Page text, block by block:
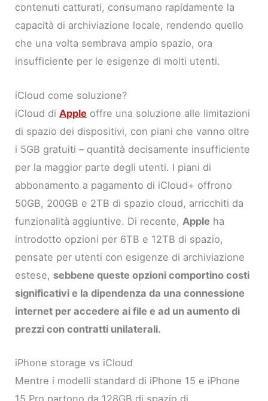
contenuti catturati, consumano rapidamente la
capacità di archiviazione locale, rendendo quello
che una volta sembrava ampio spazio, ora
insufficiente per le esigenze di molti utenti.
iCloud come soluzione?
iCloud diApple offre una soluzione alle limitazioni
di spazio dei dispositivi, con piani che vanno oltre
i 5GB gratuiti – quantità decisamente insufficiente
per la maggior parte degli utenti. I piani di
abbonamento a pagamento di iCloud+ offrono
50GB, 200GB e 2TB di spazio cloud, arricchiti da
funzionalità aggiuntive. Di recente, Apple ha
introdotto opzioni per 6TB e 12TB di spazio,
pensate per utenti con esigenze di archiviazione
estese, sebbene queste opzioni comportino costi
significativi e la dipendenza da una connessione
internet per accedere ai file e ad un aumento di
prezzi con contratti unilaterali.
iPhone storage vs iCloud
Mentre i modelli standard di iPhone 15 e iPhone
15 Pro partono da 128GB di spazio di